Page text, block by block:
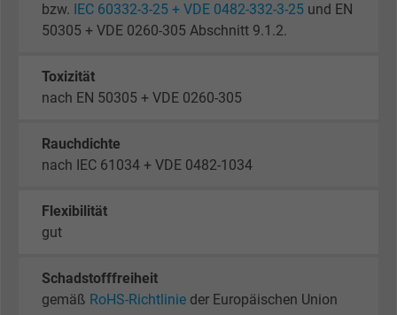
bzw.
IEC 60332-3-25 + VDE 0482-332-3-25 und EN
50305 + VDE 0260-305 Abschnitt 9.1.2.
Toxizität
nach EN 50305 + VDE 0260-305
Rauchdichte
nach IEC 61034 + VDE 0482-1034
Flexibilität
gut
Schadstofffreiheit
gemäß RoHS-Richtlinie der Europäischen Union